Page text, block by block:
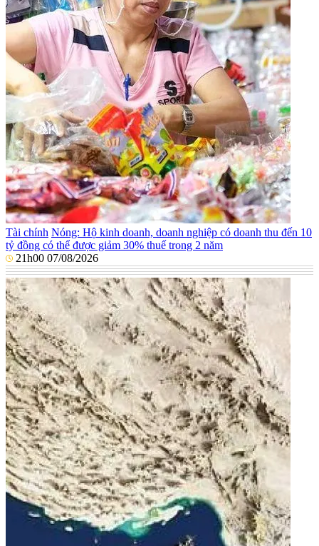
Tài chính Nóng: Hộ kinh doanh, doanh nghiệp có doanh thu đến 10
tỷ đồng có thể được giảm 30% thuế trong 2 năm
21h00 07/08/2026